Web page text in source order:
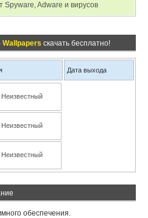
Spyware, Adware и вирусов
Wallpapers скачать бесплатно!
Дата выхода
Неизвестный
Неизвестный
Неизвестный
обеспечения.